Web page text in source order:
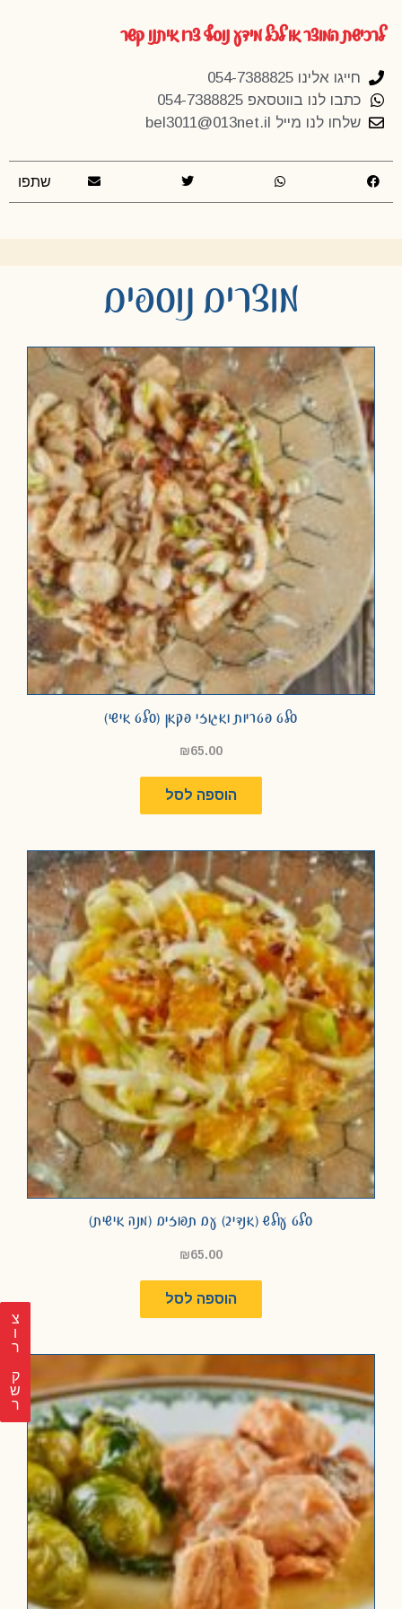
לרכישת המוצר או לכל מידע נוסף צרו איתנו קשר
שתפו
חייגו אלינו 054-7388825
כתבו לנו בווטסאפ 054-7388825
שלחו לנו מייל bel3011@013net.il
מוצרים נוספים
סלט פטריות ואגוזי פקאן (סלט אישי)
₪65.00
הוספה לסל
סלט עולש (אנדיב) עם תפוזים (מנה אישית)
₪65.00
הוספה לסל
צ
ר
ק
ש
ר